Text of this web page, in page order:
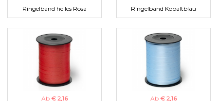
Ringelband helles Rosa
Ringelband Kobaltblau
Ab € 2,16
Ab € 2,16